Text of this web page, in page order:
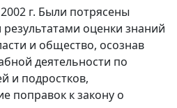
г. Были потрясены
оценки знаний
и общество, осознав
деятельности по
и подростков,
поправок к закону о